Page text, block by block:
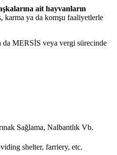
ait hayvanların
karma ya da komşu faaliyetlerle
da MERSİS veya vergi sürecinde
Sağlama, Nalbantlık Vb.
shelter, farriery, etc.